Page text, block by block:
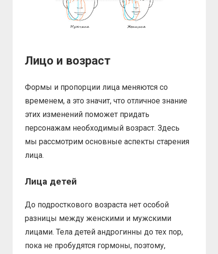
Лицо и возраст
Формы и пропорции лица меняются со
временем, а это значит, что отличное знание
этих изменений поможет придать
персонажам необходимый возраст. Здесь
мы рассмотрим основные аспекты старения
лица.
Лица детей
До подросткового возраста нет особой
разницы между женскими и мужскими
лицами. Тела детей андрогинны до тех пор,
пока не пробудятся гормоны, поэтому,